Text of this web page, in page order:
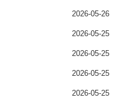
2026-05-26
2026-05-25
2026-05-25
2026-05-25
2026-05-25